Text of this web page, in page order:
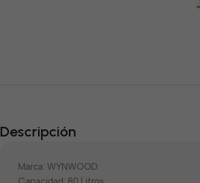
Descripción
Marca: WYNWOOD